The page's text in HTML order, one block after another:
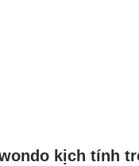
kịch tính